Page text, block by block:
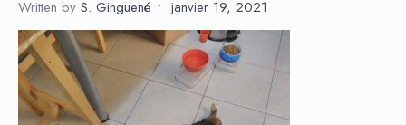
Written by S. Ginguené • janvier 19, 2021